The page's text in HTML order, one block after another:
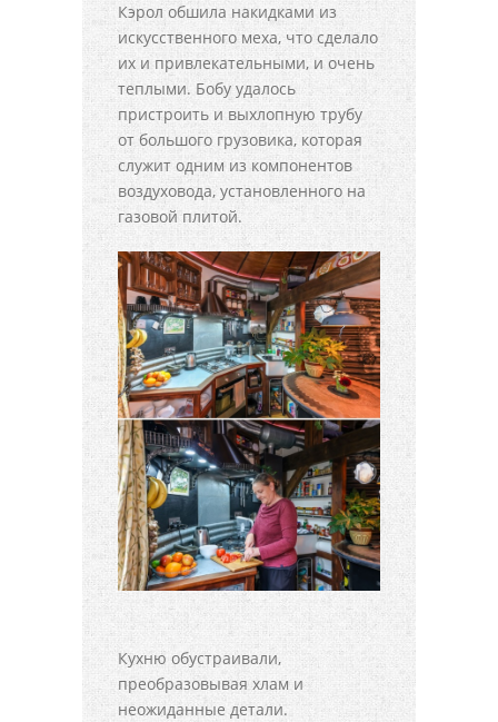
Кэрол обшила накидками из
искусственного меха, что сделало
их и привлекательными, и очень
теплыми. Бобу удалось
пристроить и выхлопную трубу
от большого грузовика, которая
служит одним из компонентов
воздуховода, установленного на
газовой плитой.
Кухню обустраивали,
преобразовывая хлам и
неожиданные детали.